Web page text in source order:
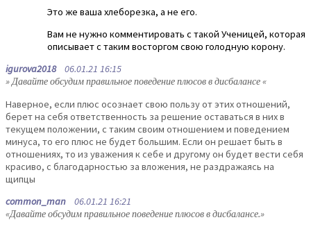
Это же ваша хлеборезка, а не его.
Вам не нужно комментировать с такой Ученицей, которая
описывает с таким восторгом свою голодную корону.
igurova201806.01.21 16:15
» Давайте обсудим правильное поведение плюсов в дисбалансе «
Наверное, если плюс осознает свою пользу от этих отношений,
берет на себя ответственность за решение оставаться в них в
текущем положении, с таким своим отношением и поведением
минуса, то его плюс не будет большим. Если он решает быть в
отношениях, то из уважения к себе и другому он будет вести себя
красиво, с благодарностью за вложения, не раздражаясь на
щипцы
common_man 06.01.21 16:21
«Давайте обсудим правильное поведение плюсов в дисбалансе.»